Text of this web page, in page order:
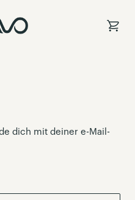
dich mit deiner e-Mail-